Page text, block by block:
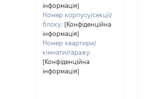
інформація]
Номер корпусу/секції/
блоку: [Конфіденційна
інформація]
Номер квартири/
кімнати/гаражу:
[Конфіденційна
інформація]